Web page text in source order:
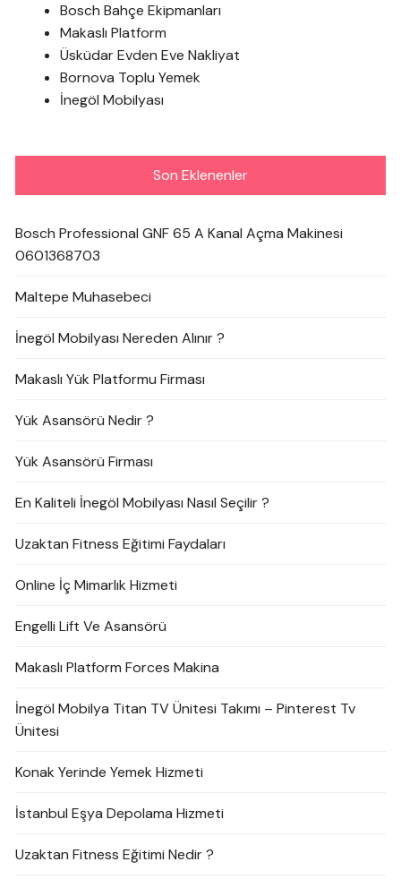
Bosch Bahçe Ekipmanları
Makaslı Platform
Üsküdar Evden Eve Nakliyat
Bornova Toplu Yemek
İnegöl Mobilyası
Son Eklenenler
Bosch Professional GNF 65 A Kanal Açma Makinesi
0601368703
Maltepe Muhasebeci
İnegöl Mobilyası Nereden Alınır ?
Makaslı Yük Platformu Firması
Yük Asansörü Nedir ?
Yük Asansörü Firması
En Kaliteli İnegöl Mobilyası Nasıl Seçilir ?
Uzaktan Fitness Eğitimi Faydaları
Online İç Mimarlık Hizmeti
Engelli Lift Ve Asansörü
Makaslı Platform Forces Makina
İnegöl Mobilya Titan TV Ünitesi Takımı – Pinterest Tv
Ünitesi
Konak Yerinde Yemek Hizmeti
İstanbul Eşya Depolama Hizmeti
Uzaktan Fitness Eğitimi Nedir ?